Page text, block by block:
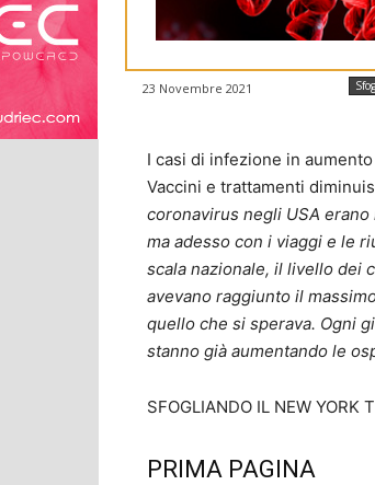
23 Novembre 2021
I casi di infezione in
Vaccini e trattamenti
coronavirus negli USA erano
ma adesso con i viaggi e le
scala nazionale, il livello dei
avevano raggiunto il
quello che si sperava. Ogni
stanno già aumentando le
SFOGLIANDO IL NEW YORK
PRIMA PAGINA